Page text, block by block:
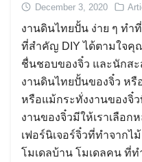
December 3, 2020
งานดินไทยปั้น ง่าย ๆ ทำ
ที่สำคัญ DIY ได้ตามใจคุ
ชื่นชอบของจิ๋ว และนักส
งานดินไทยปั้นของจิ๋ว หรื
หรือแม้กระทั่งงานของจิ๋
งานของจิ๋วมีให้เราเลือ
เฟอร์นิเจอร์จิ๋วที่ทำจากไ
โมเดลบ้าน โมเดลคน ที่